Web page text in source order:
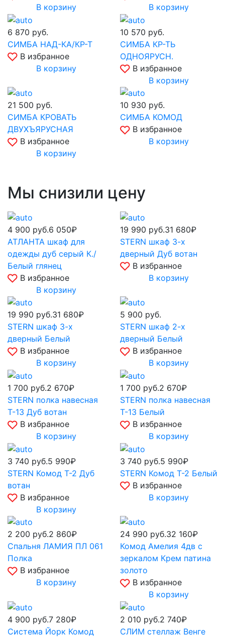
В корзину В корзину
6 870 руб.
СИМБА НАД-КА/КР-Т
В избранное
В корзину
10 570 руб.
СИМБА КР-ТЬ
ОДНОЯРУСН.
В избранное
В корзину
21 500 руб.
СИМБА КРОВАТЬ
ДВУХЪЯРУСНАЯ
В избранное
В корзину
10 930 руб.
СИМБА КОМОД
В избранное
В корзину
Мы снизили цену
4 900 руб.6 050₽
АТЛАНТА шкаф для
одежды дуб серый К./
Белый глянец
В избранное
В корзину
19 990 руб.31 680₽
STERN шкаф 3-х
дверный Дуб вотан
В избранное
В корзину
19 990 руб.31 680₽
STERN шкаф 3-х
дверный Белый
В избранное
В корзину
5 900 руб.
STERN шкаф 2-х
дверный Белый
В избранное
В корзину
1 700 руб.2 670₽
STERN полка навесная
Т-13 Дуб вотан
В избранное
В корзину
1 700 руб.2 670₽
STERN полка навесная
Т-13 Белый
В избранное
В корзину
3 740 руб.5 990₽
STERN Комод Т-2 Дуб
вотан
В избранное
В корзину
3 740 руб.5 990₽
STERN Комод Т-2 Белый
В избранное
В корзину
2 200 руб.2 860₽
Спальня ЛАМИЯ ПЛ 061
Полка
В избранное
В корзину
24 990 руб.32 160₽
Комод Амелия 4дв с
зеркалом Крем патина
золото
В избранное
В корзину
4 900 руб.7 280₽
Система Йорк Комод
2 010 руб.2 740₽
СЛИМ стеллаж Венге